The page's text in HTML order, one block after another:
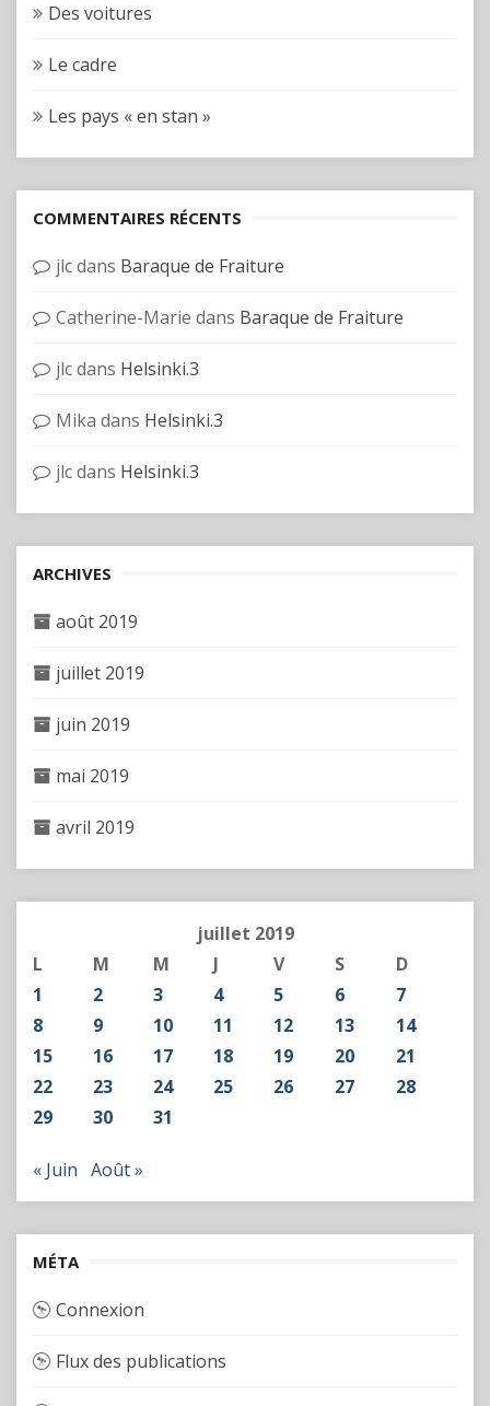
Des voitures
Le cadre
Les pays « en stan »
COMMENTAIRES RÉCENTS
jlcdans Baraque de Fraiture
Catherine-Marie dans Baraque de Fraiture
jlcdans Helsinki.3
Mika dans Helsinki.3
jlcdans Helsinki.3
ARCHIVES
août 2019
juillet 2019
juin 2019
mai 2019
avril 2019
juillet 2019
L
M M J V S
D
1
2 3 4 5 6
7
8
9 10 11 12 13
14
15
16 17 18 19 20
21
22
23 24 25 26 27
28
29
30 31
« Juin Août »
MÉTA
Connexion
Flux des publications